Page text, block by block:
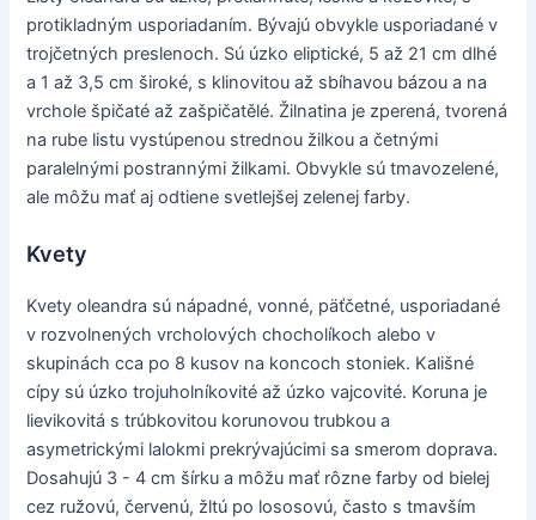
protikladným usporiadaním. Bývajú obvykle usporiadané v
trojčetných preslenoch. Sú úzko eliptické, 5 až 21 cm dlhé
a 1 až 3,5 cm široké, s klinovitou až sbíhavou bázou a na
vrchole špičaté až zašpičatělé. Žilnatina je zperená, tvorená
na rube listu vystúpenou strednou žilkou a četnými
paralelnými postrannými žilkami. Obvykle sú tmavozelené,
ale môžu mať aj odtiene svetlejšej zelenej farby.
Kvety
Kvety oleandra sú nápadné, vonné, päťčetné, usporiadané
v rozvolnených vrcholových chocholíkoch alebo v
skupinách cca po 8 kusov na koncoch stoniek. Kališné
cípy sú úzko trojuholníkovité až úzko vajcovité. Koruna je
lievikovitá s trúbkovitou korunovou trubkou a
asymetrickými lalokmi prekrývajúcimi sa smerom doprava.
Dosahujú 3 - 4 cm šírku a môžu mať rôzne farby od bielej
cez ružovú, červenú, žltú po lososovú, často s tmavším